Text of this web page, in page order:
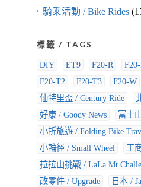
騎乘活動 / Bike Rides
標籤 / TAGS
DIY ET9 F20-R
F20-T2
F20-T3 F20-W
仙特里盃 / Century Ride
好康 / Goody News
富士
小折旅遊 / Folding Bike
小輪徑 / Small Wheel
工
拉拉山挑戰 / LaLa Mt
改零件 / Upgrade
日本 /